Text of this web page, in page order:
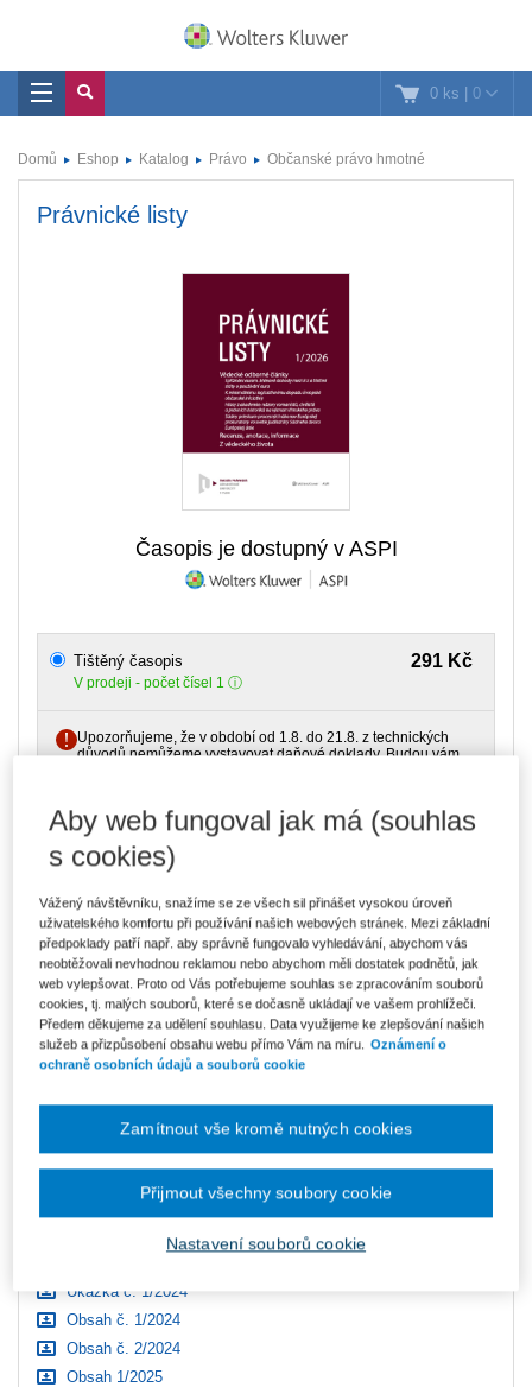
0 ks | 0
Domů Eshop Katalog Právo Občanské právo hmotné
Právnické listy
Časopis je dostupný v ASPI
291 Kč
Tištěný časopis
V prodeji - počet čísel 1
Upozorňujeme, že v období od 1.8. do 21.8. z technických
důvodů nemůžeme vystavovat daňové doklady. Budou vám
ks Vložit do košíku
Ke stažení
Ukázka č. 1/2021
Obsah č. 1/2021
Ukázka č. 2/2021
Obsah č. 2/2021
Obsah č. 1/2022
Obsah 2/2022
Ukázka 1/2023
Ukázka č. 1/2024
Obsah č. 1/2024
Obsah č. 2/2024
Obsah 1/2025
Aby web fungoval jak má (souhlas
s cookies)
Vážený návštěvníku, snažíme se ze všech sil přinášet vysokou úroveň
uživatelského komfortu při používání našich webových stránek. Mezi základní
předpoklady patří např. aby správně fungovalo vyhledávání, abychom vás
neobtěžovali nevhodnou reklamou nebo abychom měli dostatek podnětů, jak
web vylepšovat. Proto od Vás potřebujeme souhlas se zpracováním souborů
cookies, tj. malých souborů, které se dočasně ukládají ve vašem prohlížeči.
Předem děkujeme za udělení souhlasu. Data využijeme ke zlepšování našich
služeb a přizpůsobení obsahu webu přímo Vám na míru.
Oznámení o
ochraně osobních údajů a souborů cookie
Nastavení souborů cookie
Zamítnout vše kromě nutných cookies
Přijmout všechny soubory cookie